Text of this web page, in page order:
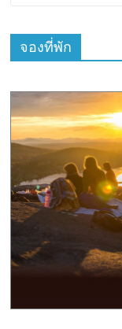
จองที่พัก